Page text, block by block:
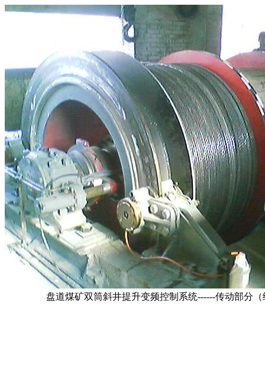
盘道煤矿双筒斜井提升变频控制系统------传动部分